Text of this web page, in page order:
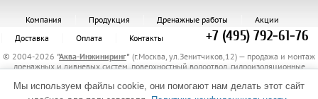
Компания Продукция Дренажные работы
Акции
Доставка
Оплата Контакты +7 (495) 792-61-76
© 2004-2026 "Аква-Инжиниринг" (г.Москва, ул.Зенитчиков,12) — продажа и монтаж
дренажных и ливневых систем, поверхностный водоотвод, гидроизоляционные
для укрепления грунта, электрообогрев трубопроводов.
Политика обработки персональных данных
Мы используем файлы cookie, они помогают нам делать этот сайт